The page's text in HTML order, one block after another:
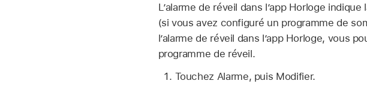
L’alarme de réveil dans l’app Horloge
(si vous avez configuré un programme de
l’alarme de réveil dans l’app Horloge, vous
programme de réveil.
Touchez Alarme, puis Modifier.